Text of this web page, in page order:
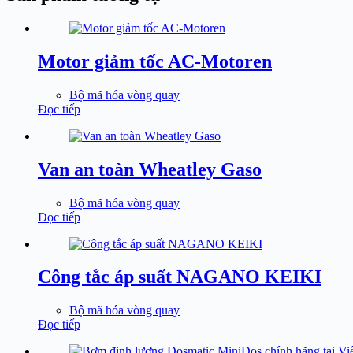
Motor giảm tốc AC-Motoren
Bộ mã hóa vòng quay
Đọc tiếp
Van an toàn Wheatley Gaso
Bộ mã hóa vòng quay
Đọc tiếp
Công tắc áp suất NAGANO KEIKI
Bộ mã hóa vòng quay
Đọc tiếp